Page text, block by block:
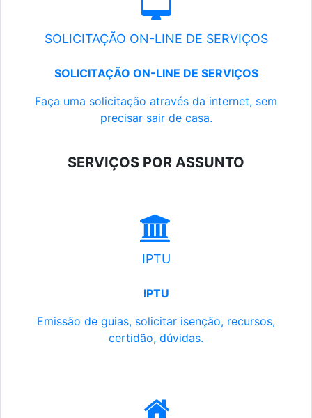
SOLICITAÇÃO ON-LINE DE SERVIÇOS
SOLICITAÇÃO ON-LINE DE SERVIÇOS
Faça uma solicitação através da internet, sem
precisar sair de casa.
SERVIÇOS POR ASSUNTO
IPTU
IPTU
Emissão de guias, solicitar isenção, recursos,
certidão, dúvidas.